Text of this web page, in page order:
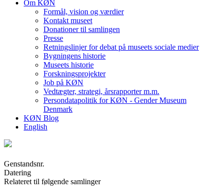
Om KØN
Formål, vision og værdier
Kontakt museet
Donationer til samlingen
Presse
Retningslinjer for debat på museets sociale medier
Bygningens historie
Museets historie
Forskningsprojekter
Job på KØN
Vedtægter, strategi, årsrapporter m.m.
Persondatapolitik for KØN - Gender Museum
Denmark
KØN Blog
English
Genstandsnr.
Datering
Relateret til følgende samlinger